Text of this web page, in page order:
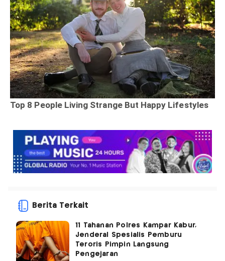
Berita Terkait
11 Tahanan Polres Kampar Kabur,
Jenderal Spesialis Pemburu
Teroris Pimpin Langsung
Pengejaran